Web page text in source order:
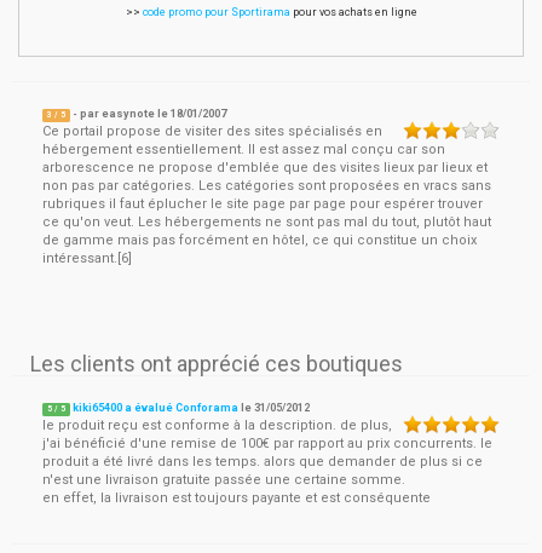
>> code promo pour Sportirama pour vos achats en ligne
3 / 5 - pareasynote le18/01/2007
Ce portail propose de visiter des sites spécialisés en
hébergement essentiellement. Il est assez mal conçu car son
arborescence ne propose d'emblée que des visites lieux par lieux et
non pas par catégories. Les catégories sont proposées en vracs sans
rubriques il faut éplucher le site page par page pour espérer trouver
ce qu'on veut. Les hébergements ne sont pas mal du tout, plutôt haut
de gamme mais pas forcément en hôtel, ce qui constitue un choix
intéressant.[6]
Les clients ont apprécié ces boutiques
5 / 5 kiki65400 a évalué Conforama le31/05/2012
le produit reçu est conforme à la description. de plus,
j'ai bénéficié d'une remise de 100€ par rapport au prix concurrents. le
produit a été livré dans les temps. alors que demander de plus si ce
n'est une livraison gratuite passée une certaine somme.
en effet, la livraison est toujours payante et est conséquente